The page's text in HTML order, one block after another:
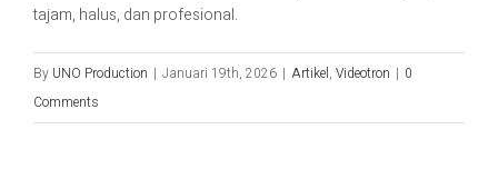
tajam, halus, dan profesional.
By UNO Production | Januari 19th, 2026 | Artikel, Videotron | 0
Comments